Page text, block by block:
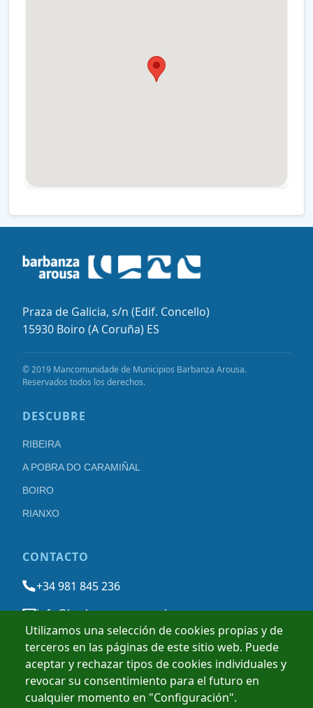
Utilizamos una selección de cookies propias y de
terceros en las páginas de este sitio web. Puede
aceptar y rechazar tipos de cookies individuales y
revocar su consentimiento para el futuro en
cualquier momento en "Configuración".
Praza de Galicia, s/n (Edif. Concello)
15930 Boiro (A Coruña) ES
© 2019 Mancomunidade de Municipios Barbanza Arousa.
Reservados todos los derechos.
DESCUBRE
RIBEIRA
A POBRA DO CARAMIÑAL
BOIRO
RIANXO
CONTACTO
+34 981 845 236
info@barbanzarousa.gal
AVISO LEGAL POLÍTICA DE PRIVACIDAD POLÍTICA DE COOKIES